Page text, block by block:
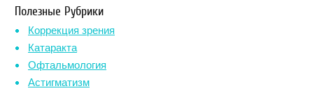
Полезные Рубрики
Коррекция зрения
Катаракта
Офтальмология
Астигматизм